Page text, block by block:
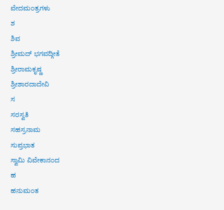
ವೇದಮಂತ್ರಗಳು
ಶ
ಶಿವ
ಶ್ರೀಮದ್ ಭಗವದ್ಗೀತೆ
ಶ್ರೀರಾಮಕೃಷ್ಣ
ಶ್ರೀಶಾರದಾದೇವಿ
ಸ
ಸರಸ್ವತಿ
ಸಹಸ್ರನಾಮ
ಸುಪ್ರಭಾತ
ಸ್ವಾಮಿ ವಿವೇಕಾನಂದ
ಹ
ಹನುಮಂತ